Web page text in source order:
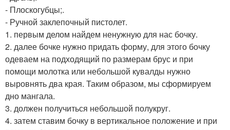
- Плоскогубцы;.
- Ручной заклепочный пистолет.
1. первым делом найдем ненужную для нас бочку.
2. далее бочке нужно придать форму, для этого бочку
одеваем на подходящий по размерам брус и при
помощи молотка или небольшой кувалды нужно
выровнять два края. Таким образом, мы сформируем
дно мангала.
3. должен получиться небольшой полукруг.
4. затем ставим бочку в вертикальное положение и при